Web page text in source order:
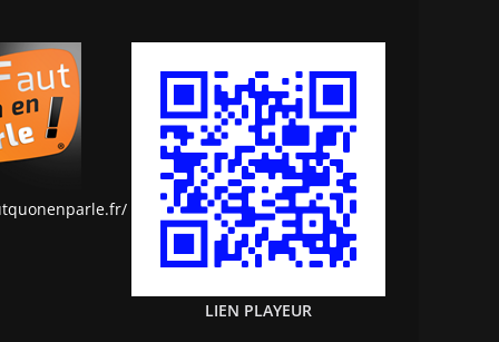
LIEN PLAYEUR